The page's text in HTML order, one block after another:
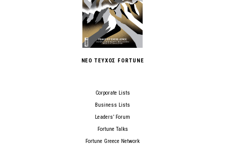
ΝΕΟ ΤΕΥΧΟΣ FORTUNE
Corporate Lists
Business Lists
Leaders’ Forum
Fortune Talks
Fortune Greece Network